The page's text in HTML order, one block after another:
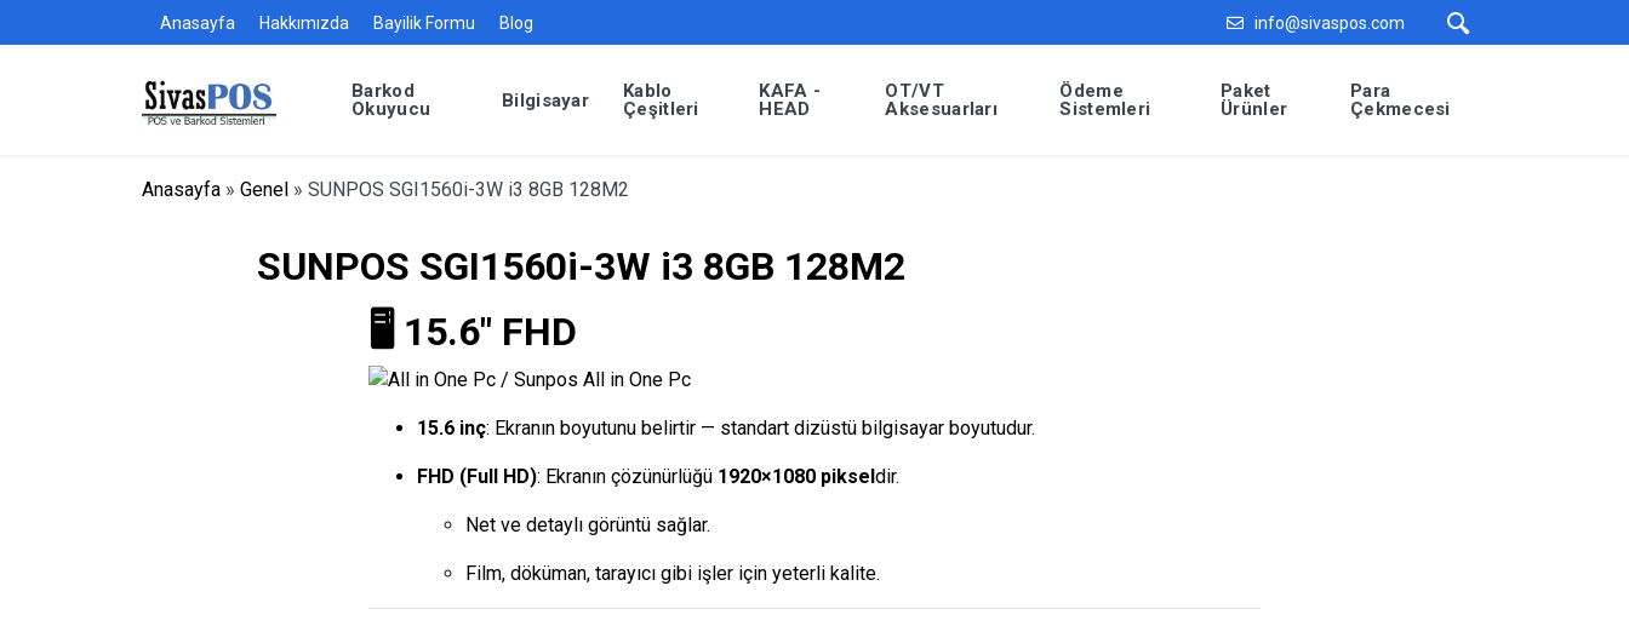
Anasayfa Hakkımızda Bayilik Formu Blog info@sivaspos.com
Barkod
Okuyucu
Bilgisayar
Kablo
Çeşitleri
KAFA -
HEAD
OT/VT
Aksesuarları
Ödeme
Sistemleri
Paket
Ürünler
Para
Çekmecesi
Anasayfa » Genel » SUNPOS SGI1560i-3W i3 8GB 128M2
SUNPOS SGI1560i-3W i3 8GB 128M2
🖥️ 15.6″ FHD
15.6 inç: Ekranın boyutunu belirtir — standart dizüstü bilgisayar boyutudur.
FHD (Full HD): Ekranın çözünürlüğü 1920×1080 pikseldir.
Net ve detaylı görüntü sağlar.
Film, döküman, tarayıcı gibi işler için yeterli kalite.